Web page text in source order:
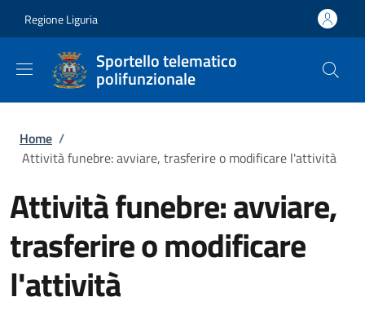
Regione Liguria
Sportello telematico
polifunzionale
Briciole di pane
Home /
Attività funebre: avviare, trasferire o modificare l'attività
Attività funebre: avviare,
trasferire o modificare
l'attività